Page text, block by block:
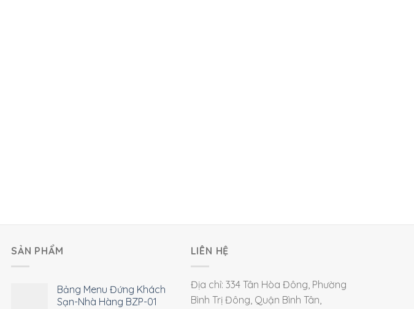
SẢN PHẨM
Bảng Menu Đứng Khách
Sạn-Nhà Hàng BZP-01
LIÊN HỆ
Địa chỉ: 334 Tân Hòa Đông, Phường
Bình Trị Đông, Quận Bình Tân,